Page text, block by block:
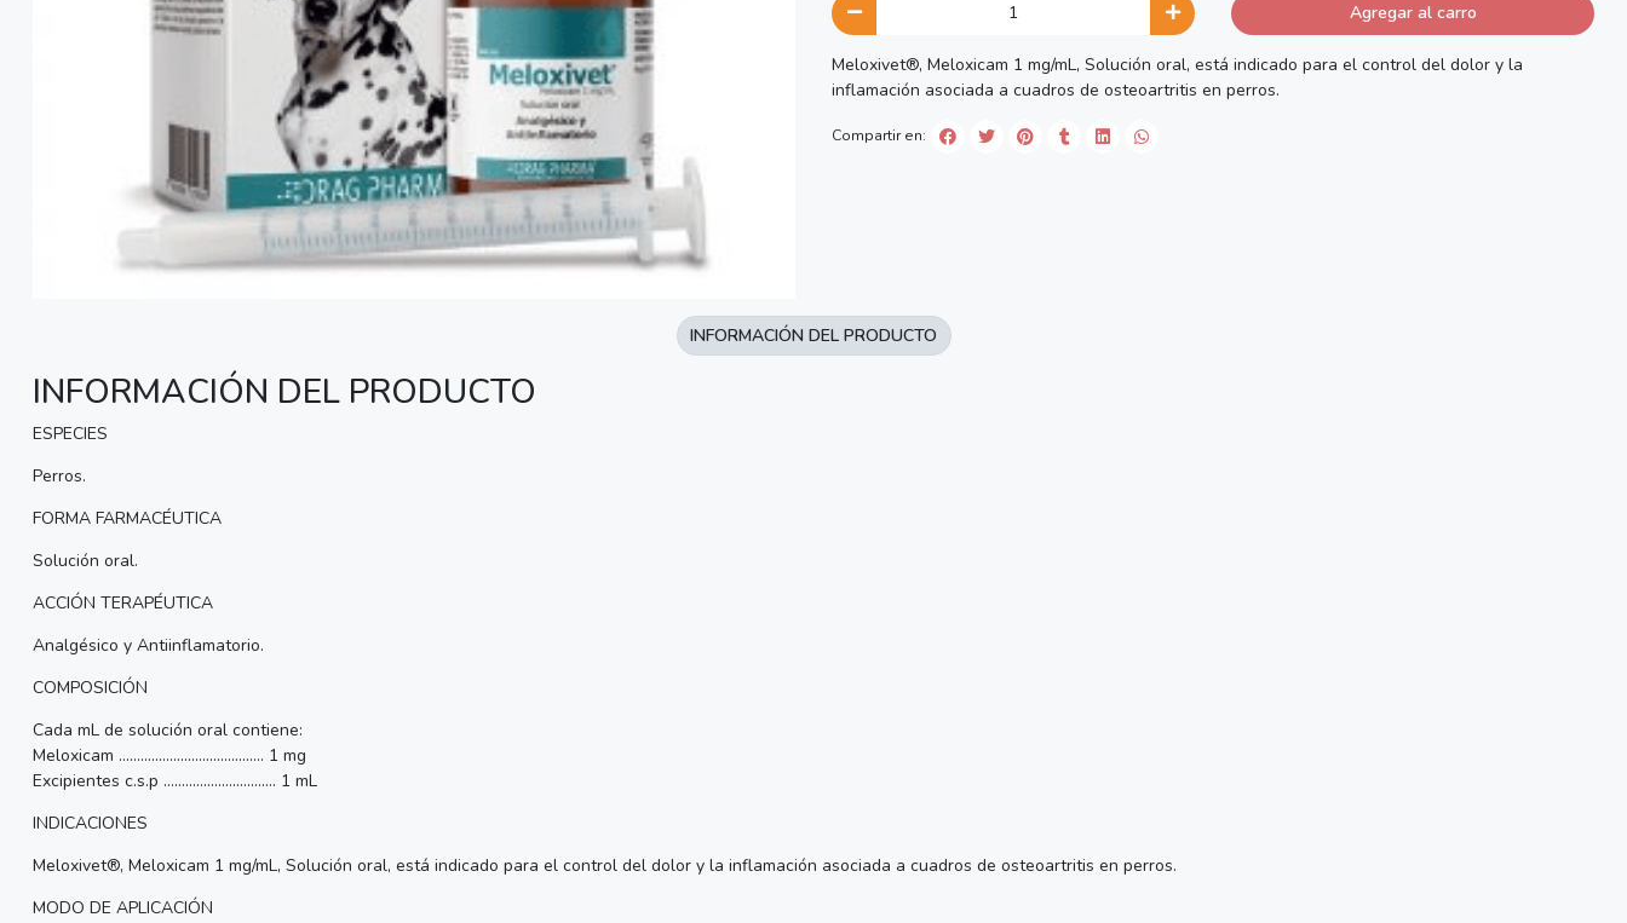
Agregar al carro
Meloxivet®, Meloxicam 1 mg/mL, Solución oral, está indicado para el control del dolor y la
inflamación asociada a cuadros de osteoartritis en perros.
Compartir en:
INFORMACIÓN DEL PRODUCTO
ESPECIES
Perros.
FORMA FARMACÉUTICA
Solución oral.
ACCIÓN TERAPÉUTICA
Analgésico y Antiinflamatorio.
COMPOSICIÓN
Cada mL de solución oral contiene:
Meloxicam ........................................ 1 mg
Excipientes c.s.p ............................... 1 mL
INDICACIONES
Meloxivet®, Meloxicam 1 mg/mL, Solución oral, está indicado para el control del dolor y la inflamación asociada a cuadros de osteoartritis en perros.
MODO DE APLICACIÓN
INFORMACIÓN DEL PRODUCTO